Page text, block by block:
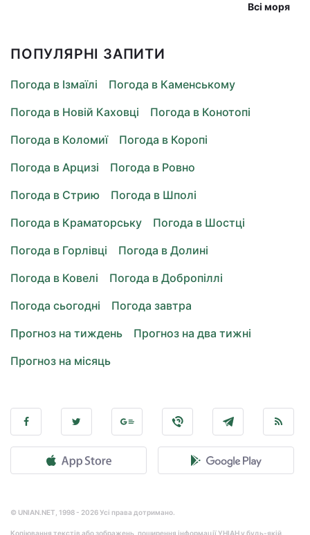
Всі моря
ПОПУЛЯРНІ ЗАПИТИ
Погода в Ізмаїлі
Погода в Каменському
Погода в Новій Каховці
Погода в Конотопі
Погода в Коломиї
Погода в Коропі
Погода в Арцизі
Погода в Ровно
Погода в Стрию
Погода в Шполі
Погода в Краматорську
Погода в Шостці
Погода в Горлівці
Погода в Долині
Погода в Ковелі
Погода в Добропіллі
Погода сьогодні
Погода завтра
Прогноз на тиждень
Прогноз на два тижні
Прогноз на місяць
© UNIAN.NET, 1998 - 2026 Усі права дотримано.
Копіювання текстів або зображень, поширення інформації УНІАН у будь-якій